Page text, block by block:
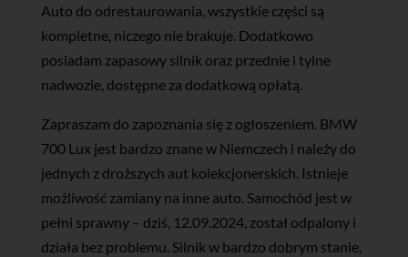
Auto do odrestaurowania, wszystkie części są
kompletne, niczego nie brakuje. Dodatkowo
posiadam zapasowy silnik oraz przednie i tylne
nadwozie, dostępne za dodatkową opłatą.
Zapraszam do zapoznania się z ogłoszeniem. BMW
700 Lux jest bardzo znane w Niemczech i należy do
jednych z droższych aut kolekcjonerskich. Istnieje
możliwość zamiany na inne auto. Samochód jest w
pełni sprawny – dziś, 12.09.2024, został odpalony i
działa bez problemu. Silnik w bardzo dobrym stanie,